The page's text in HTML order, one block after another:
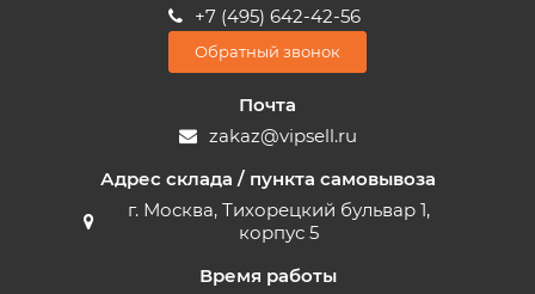
+7 (495) 642-42-56
Обратный звонок
Почта
zakaz@vipsell.ru
Адрес склада / пункта самовывоза
г. Москва, Тихорецкий бульвар 1,
корпус 5
Время работы